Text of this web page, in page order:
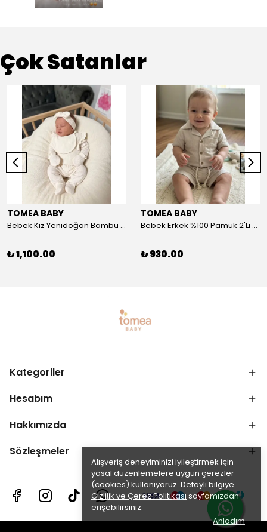
Alışveriş deneyiminizi iyileştirmek için
yasal düzenlemelere uygun çerezler
(cookies) kullanıyoruz. Detaylı bilgiye
Gizlilik ve Çerez Politikası sayfamızdan
erişebilirsiniz.
Anladım
Çok Satanlar
TOMEA BABY
Bebek Kız Yenidoğan Bambu 5'li Set - Nefes Alan Kumaş
₺ 1,100.00
TOMEA BABY
Bebek Erkek %100 Pamuk 2'Li Şort-Tshirt Takım - Nefes Alan Kumaş
₺ 930.00
Kategoriler
Hesabım
Hakkımızda
Sözleşmeler